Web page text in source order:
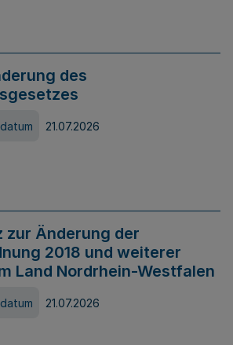
des
21.07.2026
zur Änderung der
2018 und weiterer
Land Nordrhein-Westfalen
21.07.2026